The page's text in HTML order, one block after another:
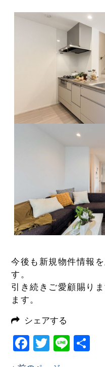
今後も新規物件情報
す。
引き続きご愛顧賜り
ます。
シェアする
Facebook
Twitter
Line